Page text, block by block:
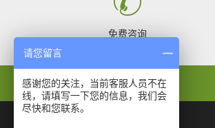
免费咨询
请您留言
感谢您的关注，当前客服人员不在
线，请填写一下您的信息，我们会
尽快和您联系。